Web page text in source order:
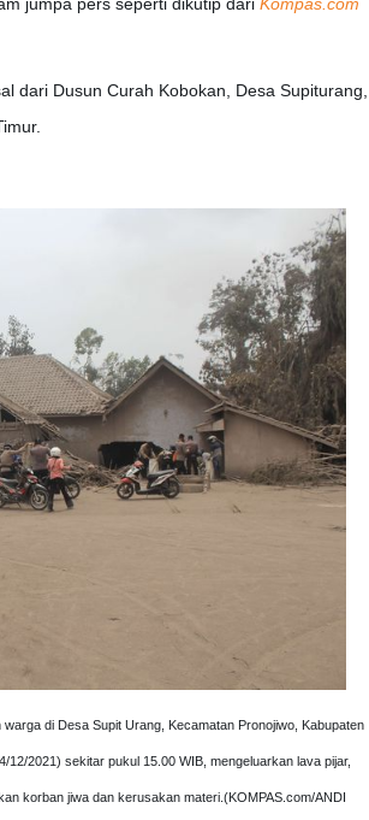
dari Dusun Curah Kobokan, Desa Supiturang,
di Desa Supit Urang, Kecamatan Pronojiwo, Kabupaten
2021) sekitar pukul 15.00 WIB, mengeluarkan lava pijar,
korban jiwa dan kerusakan materi.(KOMPAS.com/ANDI